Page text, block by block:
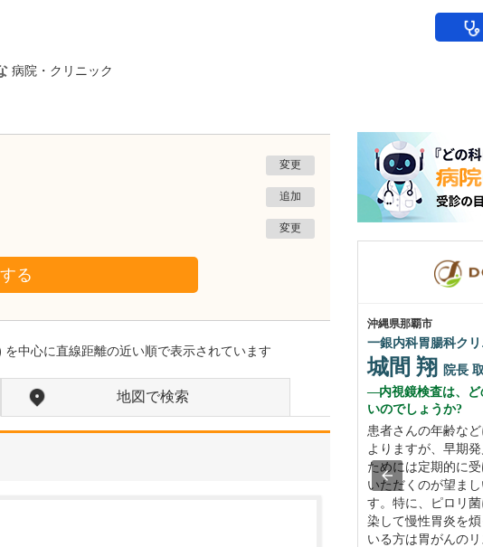
病院・クリニック
変更
追加
変更
る
を中心に直線距離の近い順で表示されています
地図で検索
沖縄県那覇市
友寄クリニック
貴院の特長を教えてください。
当院は常勤医3名の3診体
制に加え、非常勤の先生
沖縄県那覇市
一銀内科胃腸科クリ
城間 翔 院長
内視鏡検査は、ど
いのでしょうか?
患者さんの年齢など
よりますが、早期
ためには定期的に
いただくのが望ま
す。特に、ピロリ
染して慢性胃炎を煩
いる方は胃がんのリ